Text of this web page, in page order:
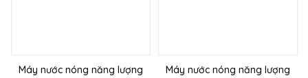
Máy nước nóng năng lượng
Máy nước nóng năng lượng